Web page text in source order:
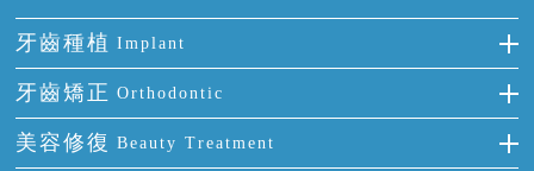
牙齒種植 Implant
種牙
單顆牙缺失
牙齒矯正 Orthodontic
隱形箍牙
美容修復 Beauty Treatment